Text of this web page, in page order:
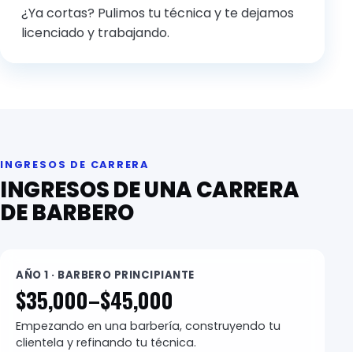
¿Ya cortas? Pulimos tu técnica y te dejamos
licenciado y trabajando.
INGRESOS DE CARRERA
INGRESOS DE UNA CARRERA
DE BARBERO
AÑO 1 · BARBERO PRINCIPIANTE
$35,000–$45,000
Empezando en una barbería, construyendo tu
clientela y refinando tu técnica.